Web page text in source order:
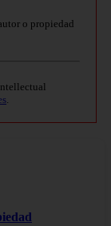
o propiedad